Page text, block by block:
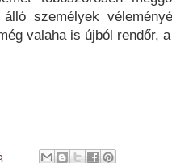
személyek
valaha is újból rendőr,